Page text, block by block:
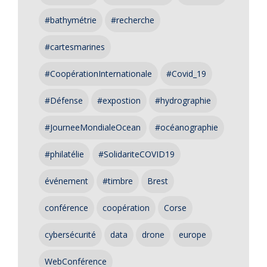
#bathymétrie #recherche
#cartesmarines
#CoopérationInternationale #Covid_19
#Défense #expostion #hydrographie
#JourneeMondialeOcean #océanographie
#philatélie #SolidariteCOVID19
événement #timbre Brest
conférence coopération Corse
cybersécurité data drone europe
WebConférence